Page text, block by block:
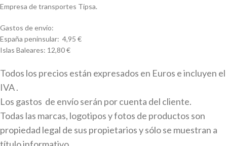
Empresa de transportes Tipsa.
Gastos de envío:
España peninsular: 4,95 €
Islas Baleares: 12,80 €
Todos los precios están expresados en Euros e incluyen el
IVA .
Los gastos de envío serán por cuenta del cliente.
Todas las marcas, logotipos y fotos de productos son
propiedad legal de sus propietarios y sólo se muestran a